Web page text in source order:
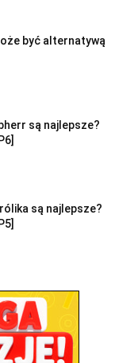
być alternatywą
są najlepsze?
są najlepsze?